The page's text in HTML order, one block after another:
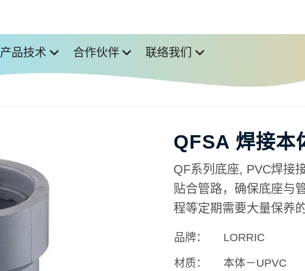
产品技术 合作伙伴 联络我们
QFSA 焊接本
QF系列底座, PVC焊接
贴合管路，确保底座与
程等定期需要大量保养
品牌： LORRIC
材质： 本体－UPVC